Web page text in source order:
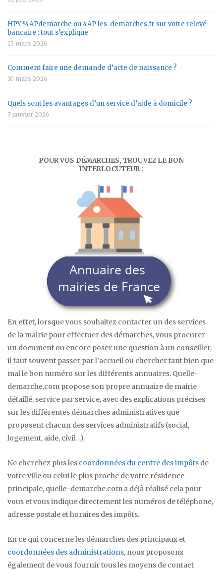
HPY*4APdemarche ou 4AP les-demarches.fr sur votre relevé
bancaire : tout s’explique
15 mars 2026
Comment faire une demande d’acte de naissance ?
10 mars 2026
Quels sont les avantages d’un service d’aide à domicile ?
7 janvier 2026
POUR VOS DÉMARCHES, TROUVEZ LE BON
INTERLOCUTEUR :
En effet, lorsque vous souhaitez contacter un des services
de la mairie pour effectuer des démarches, vous procurer
un document ou encore poser une question à un conseiller,
il faut souvent passer par l’accueil ou chercher tant bien que
mal le bon numéro sur les différents annuaires. Quelle-
demarche.com propose son propre annuaire de mairie
détaillé, service par service, avec des explications précises
sur les différentes démarches administratives que
proposent chacun des services administratifs (social,
logement, aide, civil…).
Ne cherchez plus les coordonnées du centre des impôts de
votre ville ou celui le plus proche de votre résidence
principale, quelle-demarche.com a déjà réalisé cela pour
vous et vous indique directement les numéros de téléphone,
adresse postale et horaires des impôts.
En ce qui concerne les démarches des principaux et
coordonnées des administrations, nous proposons
également de vous fournir tous les moyens de contact